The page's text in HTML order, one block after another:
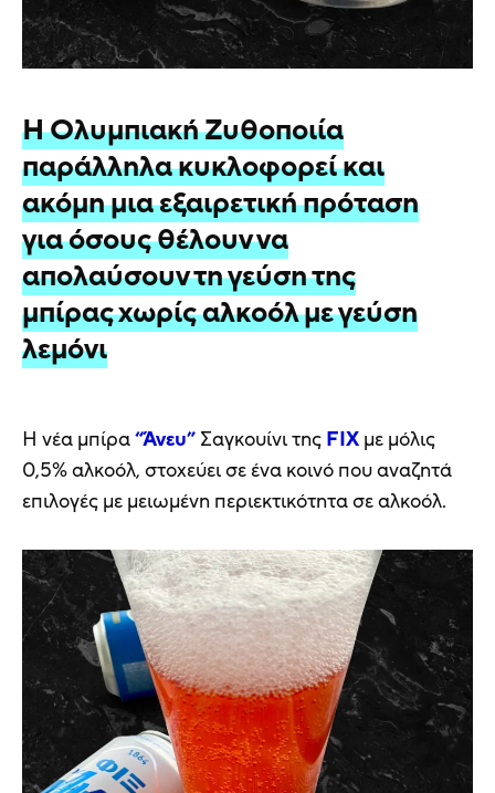
Η Ολυμπιακή Ζυθοποιία
παράλληλα κυκλοφορεί και
ακόμη μια εξαιρετική πρόταση
για όσους θέλουν να
απολαύσουν τη γεύση της
μπίρας χωρίς αλκοόλ με γεύση
λεμόνι
Η νέα μπίρα“Άνευ” Σαγκουίνι της FIX με μόλις
0,5% αλκοόλ, στοχεύει σε ένα κοινό που αναζητά
επιλογές με μειωμένη περιεκτικότητα σε αλκοόλ.